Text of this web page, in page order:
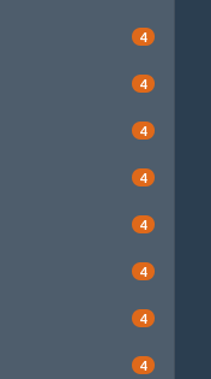
4
4
4
4
4
4
4
4